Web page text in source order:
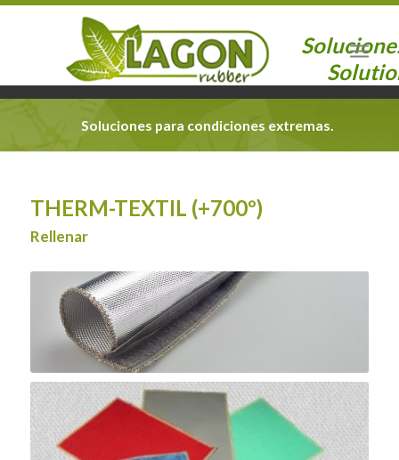
Soluciones para condiciones extremas.
THERM-TEXTIL (+700º)
Rellenar